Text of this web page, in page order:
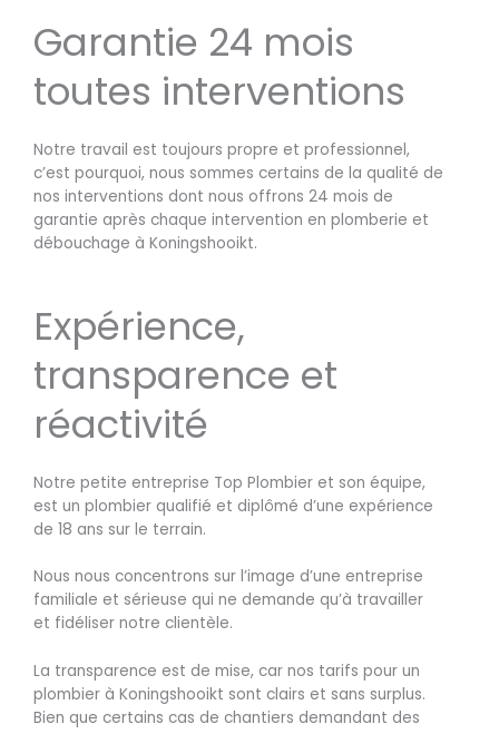
Garantie 24 mois
toutes interventions
Notre travail est toujours propre et professionnel,
c’est pourquoi, nous sommes certains de la qualité de
nos interventions dont nous offrons 24 mois de
garantie après chaque intervention en plomberie et
débouchage à Koningshooikt.
Expérience,
transparence et
réactivité
Notre petite entreprise Top Plombier et son équipe,
est un plombier qualifié et diplômé d’une expérience
de 18 ans sur le terrain.
Nous nous concentrons sur l’image d’une entreprise
familiale et sérieuse qui ne demande qu’à travailler
et fidéliser notre clientèle.
La transparence est de mise, car nos tarifs pour un
plombier à Koningshooikt sont clairs et sans surplus.
Bien que certains cas de chantiers demandant des